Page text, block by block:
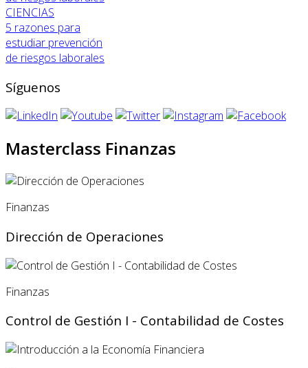
CIENCIAS
5 razones para
estudiar prevención
de riesgos laborales
Síguenos
Masterclass Finanzas
Finanzas
Dirección de Operaciones
Finanzas
Control de Gestión I - Contabilidad de Costes